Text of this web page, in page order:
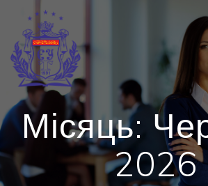
вмісту
Місяць:
2026